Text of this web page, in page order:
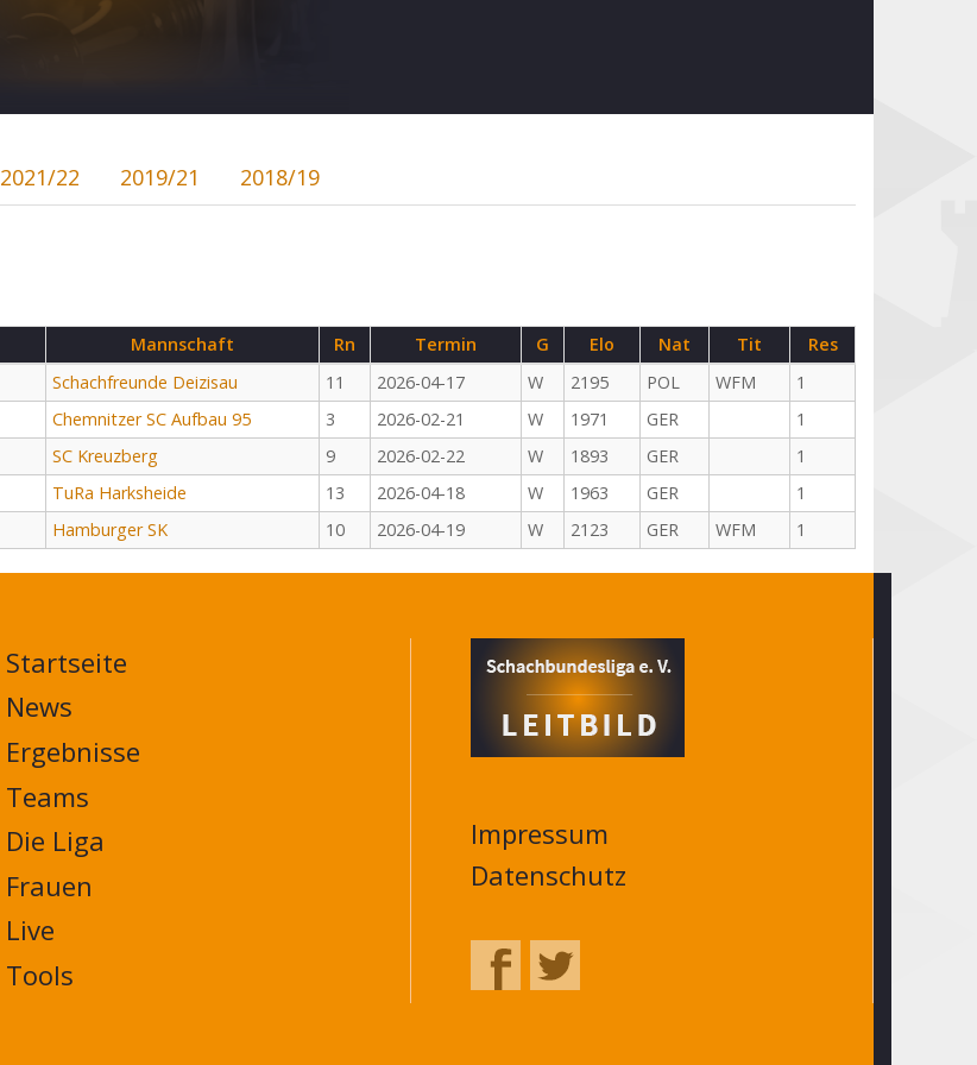
2021/22 2019/21
2018/19
Mannschaft Rn Termin G Elo Nat Tit
Res
Schachfreunde Deizisau 11 2026-04-17 W 2195 POL WFM
1
Chemnitzer SC Aufbau 95 3 2026-02-21 W 1971 GER
1
SC Kreuzberg 9 2026-02-22 W 1893 GER
1
TuRa Harksheide 13 2026-04-18 W 1963 GER
1
Hamburger SK 10 2026-04-19 W 2123 GER WFM 1
MAIN
NAVIGATION
FOOTER
Startseite
News
Ergebnisse
Teams
Die Liga
Frauen
Live
Tools
Impressum
Datenschutz